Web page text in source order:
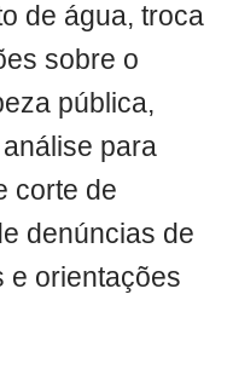
de água, troca
sobre o
pública,
para
corte de
denúncias de
e orientações